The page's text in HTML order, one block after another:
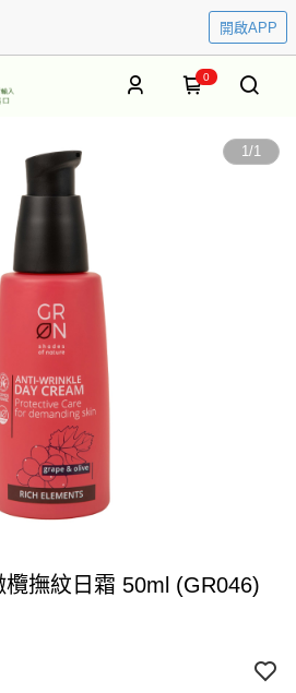
開啟APP
0
1/1
撫紋日霜 50ml (GR046)